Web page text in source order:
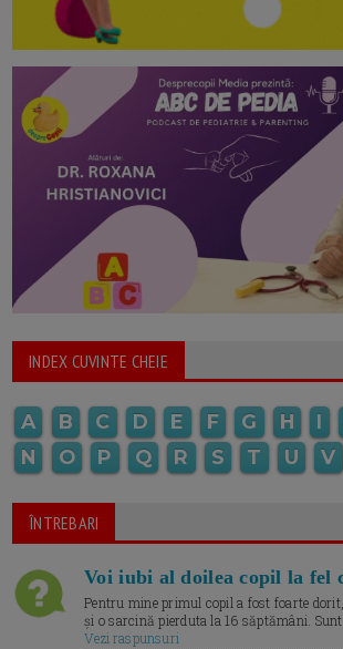
INDEX CUVINTE CHEIE
A B C D E F G H I
N
O P Q R S T U V
ÎNTREBARI
Voi iubi al doilea copil la fel
Pentru mine primul copil a fost foarte
și o sarcină pierduta la 16 săptămâni.
Vezi raspunsuri